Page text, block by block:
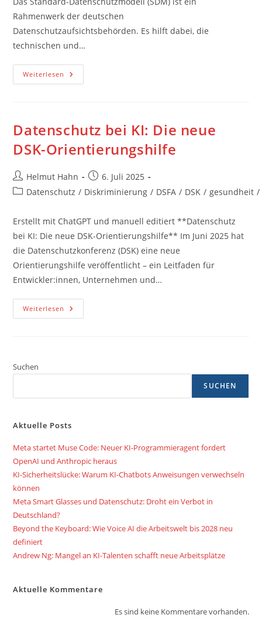
Rahmenwerk der deutschen
Datenschutzaufsichtsbehörden. Es hilft dabei, die
technischen und…
Weiterlesen Was
Ist
Standard-
Datenschutzmodell
Erklärt
Datenschutz bei KI: Die neue
DSK-Orientierungshilfe
Beitrags-
Autor:
Helmut Hahn
Beitrag
veröffentlicht:
6. Juli 2025
Beitrags-
Datenschutz / Diskriminierung / DSFA / DSK / gesundheit /
Erstellt mit ChatGPT und manuell editiert **Datenschutz
bei KI: Die neue DSK-Orientierungshilfe** Im Juni 2025 hat
die Datenschutzkonferenz (DSK) eine neue
Orientierungshilfe veröffentlicht – ein Leitfaden für
Entwickler:innen, Unternehmen und…
Weiterlesen Datenschutz
Bei
Suchen
SUCHEN
Aktuelle Posts
Meta startet Muse Code: Neuer KI-Programmieragent fordert
OpenAI und Anthropic heraus
KI-Sicherheitslücke: Warum KI-Chatbots Anweisungen verwechseln
können
Meta Smart Glasses und Datenschutz: Droht ein Verbot in
Deutschland?
Beyond the Keyboard: Wie Voice AI die Arbeitswelt bis 2028 neu
definiert
Andrew Ng: Mangel an KI-Talenten schafft neue Arbeitsplätze
Aktuelle Kommentare
Es sind keine Kommentare vorhanden.